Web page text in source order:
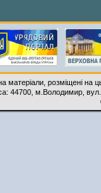
матеріали, розміщені на
44700, м.Володимир,